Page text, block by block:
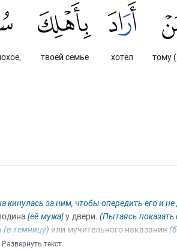
тому
хотел
твоей семье
за ним, чтобы опередить его и
[её мужа]у двери.(Пытаясь показать
(в темницу) или мучительного наказания
Развернуть текст